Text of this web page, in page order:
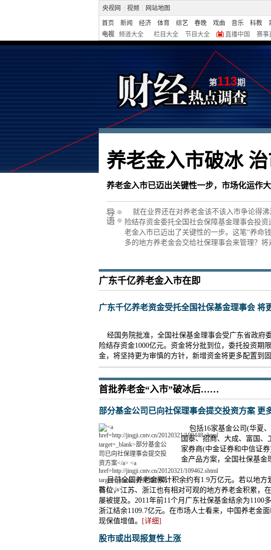
央视网 视频 网站地图
首页 新闻 经济 体育 综艺 春晚 戏曲 音乐 科教
电视
频道大全 栏目大全 节目大全 直播中国 赛事
第113期
养老金入市破冰 治
养老金入市已迈出关键性一步，市场化运作
就在业界还在对养老金该不该入市争论得沸
险结存资金委托全国社会保障基金理事会投
老金入市已迈出了关键性的一步。这笔“养命
多的地方养老金会交给社保理事会来管理？将
广东千亿养老金入市在即
广东千亿养老资金受托全国社保基金理事会 将
经国务院批准，全国社保基金理事会受广东省政府
险结存资金1000亿元。资金将分批到位，委托投资期
金，将坚持更为审慎的方针，新增资金将更多配置到
首批养老金“入市”破冰后……
部分基金公司已向社保理事会提交投资方案 更
包括16家基金公司(华夏、
国泰、招商、大成、富国、
家券商(中金证券和中信证
金产品方案，全国社保基金
目前全国养老金累计积余约有1.9万亿元。若以地方
首位，江苏、浙江也有相对可观的地方养老金积累，
屡被提及。2011年前11个月广东社保基金结余为1100
浙江结余1109.7亿元。在市场人士看来，中国养老金
现保值增值。
[详细]
股市或出现报复性上涨